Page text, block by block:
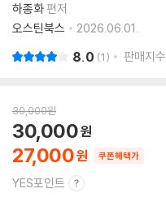
하종화편저
오스틴북스
2026.06.01.
8.0 1 판매지수
30,000원
27,000
30,000
쿠폰혜택가
YES포인트